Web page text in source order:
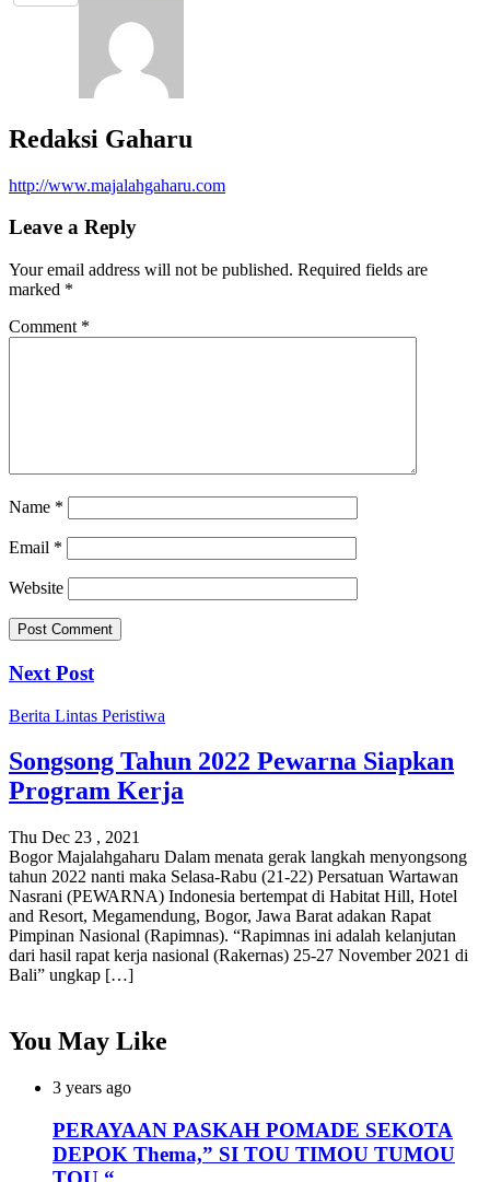
Redaksi Gaharu
http://www.majalahgaharu.com
Leave a Reply
Your email address will not be published. Required fields are
marked *
Comment *
Name *
Email *
Website
Next Post
Berita Lintas Peristiwa
Songsong Tahun 2022 Pewarna Siapkan
Program Kerja
Thu Dec 23 , 2021
Bogor Majalahgaharu Dalam menata gerak langkah menyongsong
tahun 2022 nanti maka Selasa-Rabu (21-22) Persatuan Wartawan
Nasrani (PEWARNA) Indonesia bertempat di Habitat Hill, Hotel
and Resort, Megamendung, Bogor, Jawa Barat adakan Rapat
Pimpinan Nasional (Rapimnas). “Rapimnas ini adalah kelanjutan
dari hasil rapat kerja nasional (Rakernas) 25-27 November 2021 di
Bali” ungkap […]
You May Like
3 years ago
PERAYAAN PASKAH POMADE SEKOTA
DEPOK Thema,” SI TOU TIMOU TUMOU